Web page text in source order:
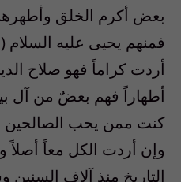
بعض أكرم الخلق
فمنهم يحيى عليه السلام
أردت كراماً فهو صلاح
أطهاراً فهم بعضٌ من آل
كنت ممن يحب الصالحين
وإن أردت الكل معاً أصلاً
التاريخ منذ آلاف السنين